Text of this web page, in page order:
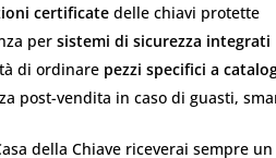
certificate delle chiavi protette
per sistemi di sicurezza integrati
di ordinare pezzi specifici a
post-vendita in caso di guasti,
della Chiave riceverai sempre un